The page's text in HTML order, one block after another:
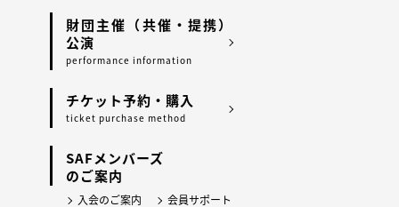
財団主催（共催・提携）
公演
performance information
チケット予約・購入
ticket purchase method
SAFメンバーズ
のご案内
入会のご案内 会員サポート